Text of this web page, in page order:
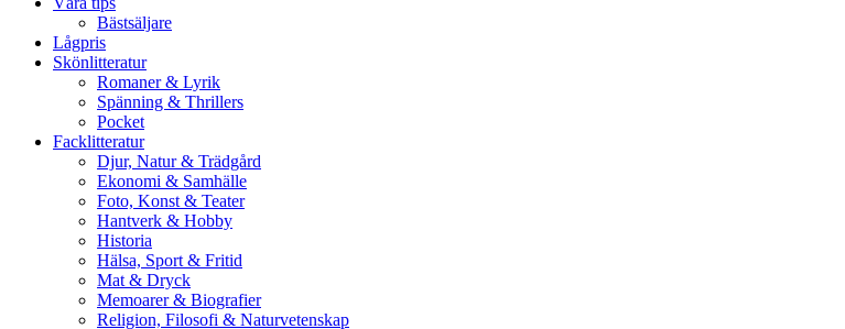
Bästsäljare
Lågpris
Skönlitteratur
Romaner & Lyrik
Spänning & Thrillers
Pocket
Facklitteratur
Djur, Natur & Trädgård
Ekonomi & Samhälle
Foto, Konst & Teater
Hantverk & Hobby
Historia
Hälsa, Sport & Fritid
Mat & Dryck
Memoarer & Biografier
Religion, Filosofi & Naturvetenskap